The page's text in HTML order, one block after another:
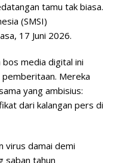
tamu tak biasa.
(SMSI)
17 Juni 2026.
bos media digital ini
Mereka
yang ambisius:
dari kalangan pers di
virus damai demi
saban tahun